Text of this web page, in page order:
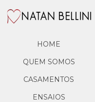
HOME
QUEM SOMOS
CASAMENTOS
ENSAIOS